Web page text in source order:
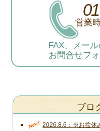
営業
FAX、メー
お問合せフ
ブロ
New! 2026.8.6 ※お盆休